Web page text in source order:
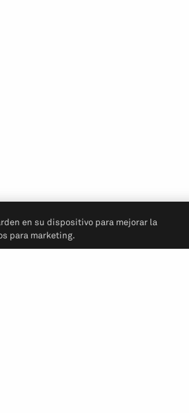
en su dispositivo para mejorar la
para marketing.